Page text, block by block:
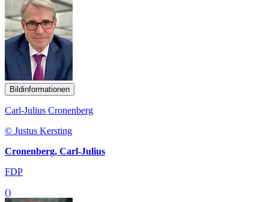
Bildinformationen
Carl-Julius Cronenberg
© Justus Kersting
Cronenberg, Carl-Julius
FDP
()